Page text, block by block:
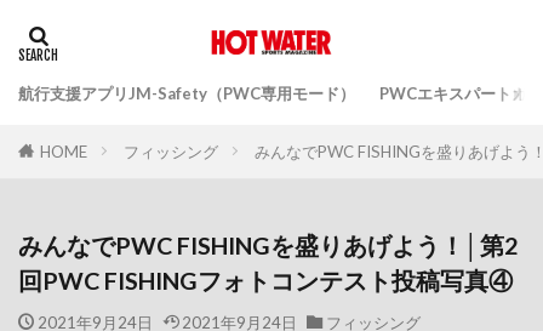
航行支援アプリJM-Safety（PWC専用モード） PWCエキスパートガ
HOME フィッシング みんなでPWC FISHINGを盛りあげよ
みんなでPWC FISHINGを盛りあげよう！│第2
回PWC FISHINGフォトコンテスト投稿写真④
2021年9月24日 2021年9月24日
フィッシング